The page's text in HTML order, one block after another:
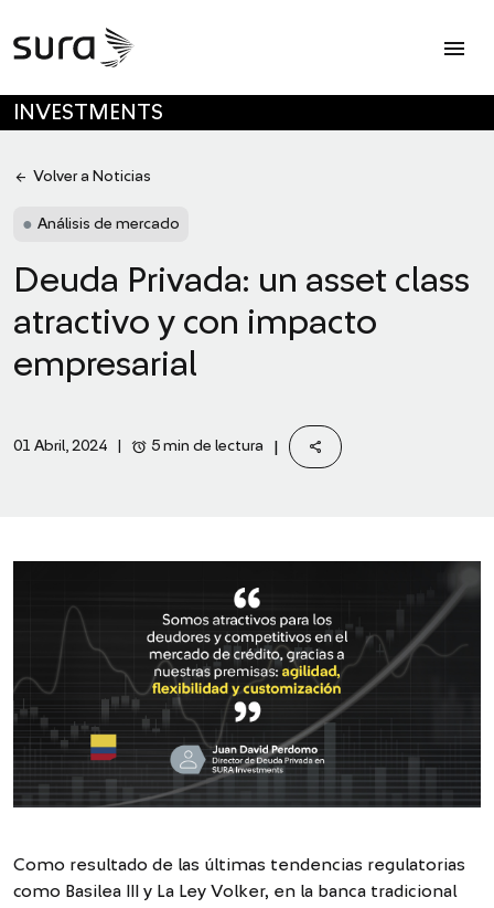
menu
INVESTMENTS
arrow_back Volver a Noticias
● Análisis de mercado
Deuda Privada: un asset class
atractivo y con impacto
empresarial
01 Abril, 2024 alarm 5 min de lectura | share
Como resultado de las últimas tendencias regulatorias
como Basilea III y La Ley Volker, en la banca tradicional